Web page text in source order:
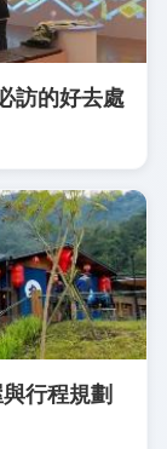
訪的好去處
行程規劃